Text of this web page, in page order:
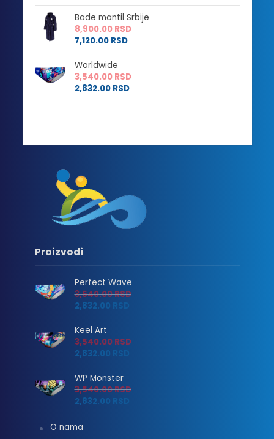
Bade mantil Srbije
8,900.00RSD
7,120.00 RSD
Worldwide
3,540.00RSD
2,832.00 RSD
Proizvodi
Perfect Wave
3,540.00RSD
2,832.00 RSD
Keel Art
3,540.00RSD
2,832.00 RSD
WP Monster
3,540.00RSD
2,832.00 RSD
O nama